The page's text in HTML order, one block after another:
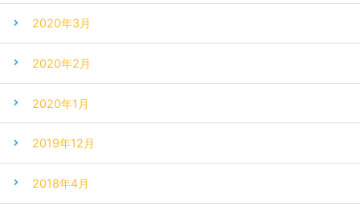
2020年3月
2020年2月
2020年1月
2019年12月
2018年4月